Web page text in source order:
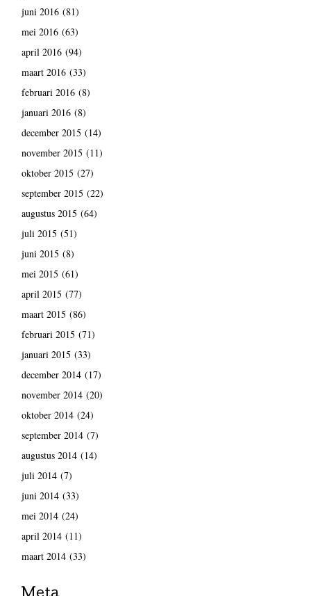
juni 2016(81)
mei 2016(63)
april 2016(94)
maart 2016(33)
februari 2016(8)
januari 2016(8)
december 2015 (14)
november 2015 (11)
oktober 2015 (27)
september 2015 (22)
augustus 2015 (64)
juli 2015 (51)
juni 2015 (8)
mei 2015 (61)
april 2015 (77)
maart 2015 (86)
februari 2015 (71)
januari 2015 (33)
december 2014(17)
november 2014(20)
oktober 2014(24)
september 2014(7)
augustus 2014(14)
juli 2014(7)
juni 2014(33)
mei 2014(24)
april 2014(11)
maart 2014(33)